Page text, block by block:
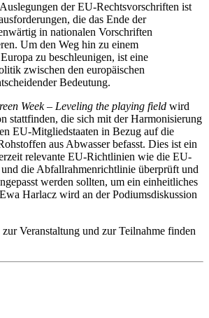
der EU-Rechtsvorschriften ist
die das Ende der
in nationalen Vorschriften
Um den Weg hin zu einem
zu beschleunigen, ist eine
zwischen den europäischen
Bedeutung.
Week – Leveling the playing field wird
stattfinden, die sich mit der Harmonisierung
EU-Mitgliedstaaten in Bezug auf die
aus Abwasser befasst. Dies ist ein
relevante EU-Richtlinien wie die EU-
die Abfallrahmenrichtlinie überprüft und
werden sollten, um ein einheitliches
Harlacz wird an der Podiumsdiskussion
Veranstaltung und zur Teilnahme finden